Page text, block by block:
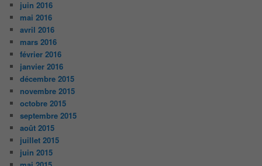
juin 2016
mai 2016
avril 2016
mars 2016
février 2016
janvier 2016
décembre 2015
novembre 2015
octobre 2015
septembre 2015
août 2015
juillet 2015
juin 2015